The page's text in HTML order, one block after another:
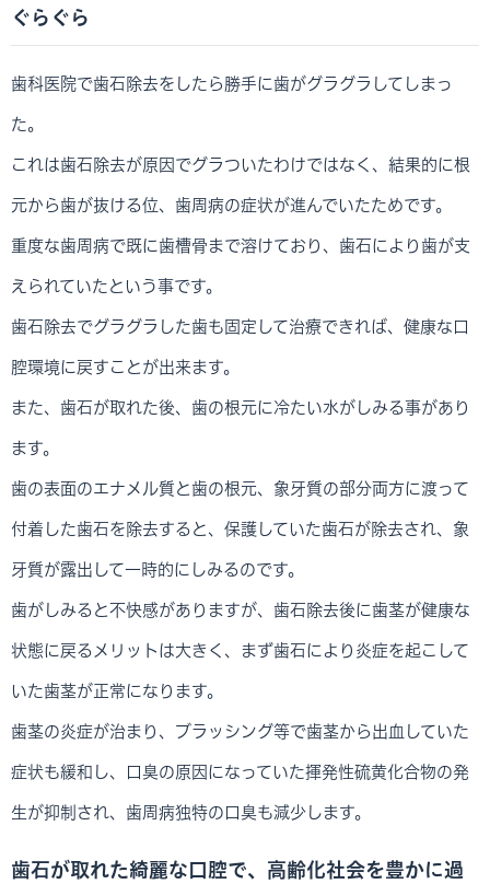
ぐらぐら
歯科医院で歯石除去をしたら勝手に歯がグラグラしてしまっ
た。
これは歯石除去が原因でグラついたわけではなく、結果的に根
元から歯が抜ける位、歯周病の症状が進んでいたためです。
重度な歯周病で既に歯槽骨まで溶けており、歯石により歯が支
えられていたという事です。
歯石除去でグラグラした歯も固定して治療できれば、健康な口
腔環境に戻すことが出来ます。
また、歯石が取れた後、歯の根元に冷たい水がしみる事があり
ます。
歯の表面のエナメル質と歯の根元、象牙質の部分両方に渡って
付着した歯石を除去すると、保護していた歯石が除去され、象
牙質が露出して一時的にしみるのです。
歯がしみると不快感がありますが、歯石除去後に歯茎が健康な
状態に戻るメリットは大きく、まず歯石により炎症を起こして
いた歯茎が正常になります。
歯茎の炎症が治まり、ブラッシング等で歯茎から出血していた
症状も緩和し、口臭の原因になっていた揮発性硫黄化合物の発
生が抑制され、歯周病独特の口臭も減少します。
歯石が取れた綺麗な口腔で、高齢化社会を豊かに過